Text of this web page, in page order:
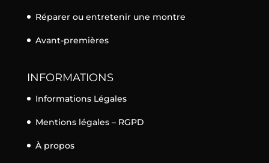
Réparer ou entretenir une montre
Avant-premières
INFORMATIONS
Informations Légales
Mentions légales – RGPD
À propos